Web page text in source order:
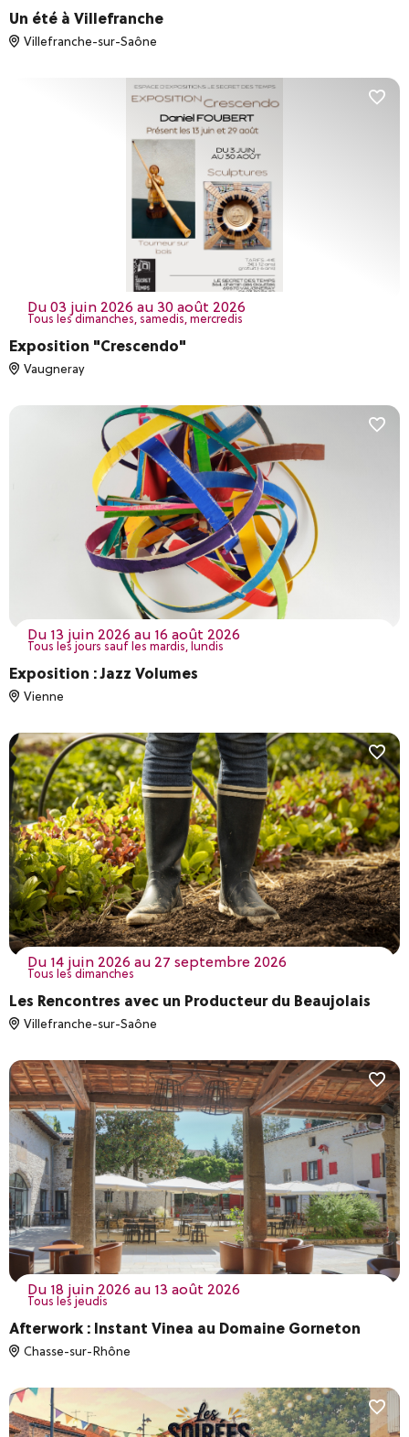
Un été à Villefranche
Villefranche-sur-Saône
Tous les dimanches, samedis, mercredis
du 03 juin 2026 au 30 août 2026
Exposition "Crescendo"
Vaugneray
Tous les jours sauf les mardis, lundis
du 13 juin 2026 au 16 août 2026
Exposition : Jazz Volumes
Vienne
Tous les dimanches
du 14 juin 2026 au 27 septembre 2026
Les Rencontres avec un Producteur du Beaujolais
Villefranche-sur-Saône
Tous les jeudis
du 18 juin 2026 au 13 août 2026
Afterwork : Instant Vinea au Domaine Gorneton
Chasse-sur-Rhône